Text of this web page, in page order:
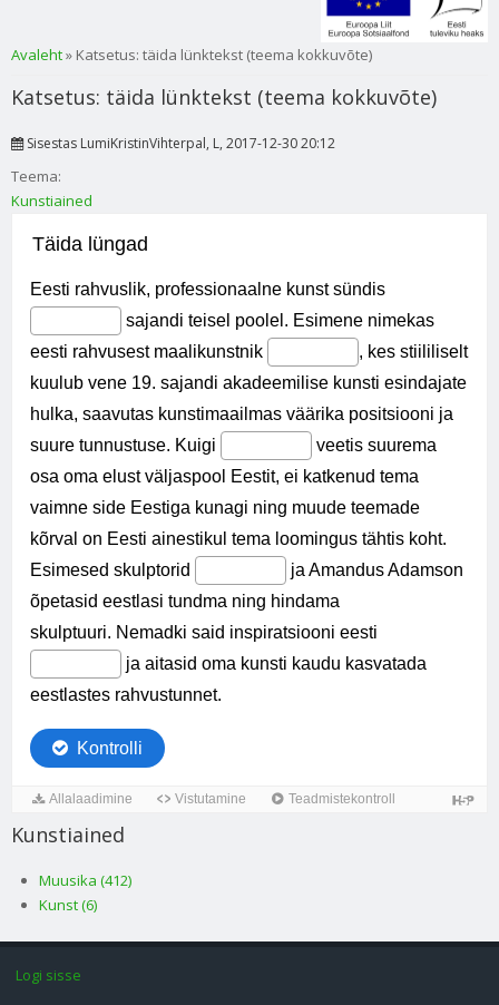
Sa oled siin
Avaleht» Katsetus: täida lünktekst (teema kokkuvõte)
Katsetus: täida lünktekst (teema kokkuvõte)
Sisestas LumiKristinVihterpal, L, 2017-12-30 20:12
Teema:
Kunstiained
Kunstiained
Muusika (412)
Kunst (6)
Logi sisse